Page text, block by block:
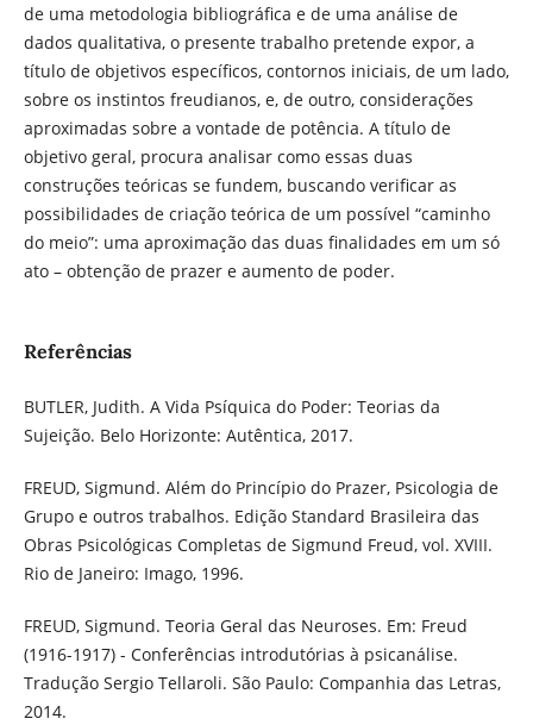
de uma metodologia bibliográfica e de uma análise de
dados qualitativa, o presente trabalho pretende expor, a
título de objetivos específicos, contornos iniciais, de um lado,
sobre os instintos freudianos, e, de outro, considerações
aproximadas sobre a vontade de potência. A título de
objetivo geral, procura analisar como essas duas
construções teóricas se fundem, buscando verificar as
possibilidades de criação teórica de um possível “caminho
do meio”: uma aproximação das duas finalidades em um só
ato – obtenção de prazer e aumento de poder.
Referências
BUTLER, Judith. A Vida Psíquica do Poder: Teorias da
Sujeição. Belo Horizonte: Autêntica, 2017.
FREUD, Sigmund. Além do Princípio do Prazer, Psicologia de
Grupo e outros trabalhos. Edição Standard Brasileira das
Obras Psicológicas Completas de Sigmund Freud, vol. XVIII.
Rio de Janeiro: Imago, 1996.
FREUD, Sigmund. Teoria Geral das Neuroses. Em: Freud
(1916-1917) - Conferências introdutórias à psicanálise.
Tradução Sergio Tellaroli. São Paulo: Companhia das Letras,
2014.